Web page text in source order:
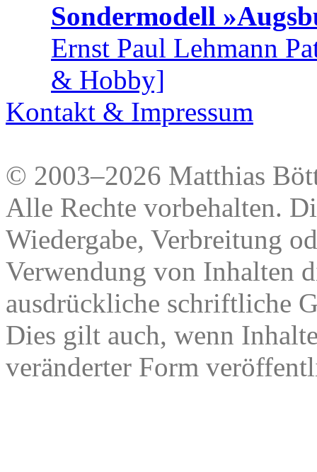
Sondermodell
Ernst Paul Lehmann
& Hobby]
Kontakt & Impressum
© 2003–2026 Matthias
Alle Rechte vorbehalten.
Wiedergabe, Verbreitung
Verwendung von Inhalten
ausdrückliche schriftliche
Dies gilt auch, wenn
veränderter Form